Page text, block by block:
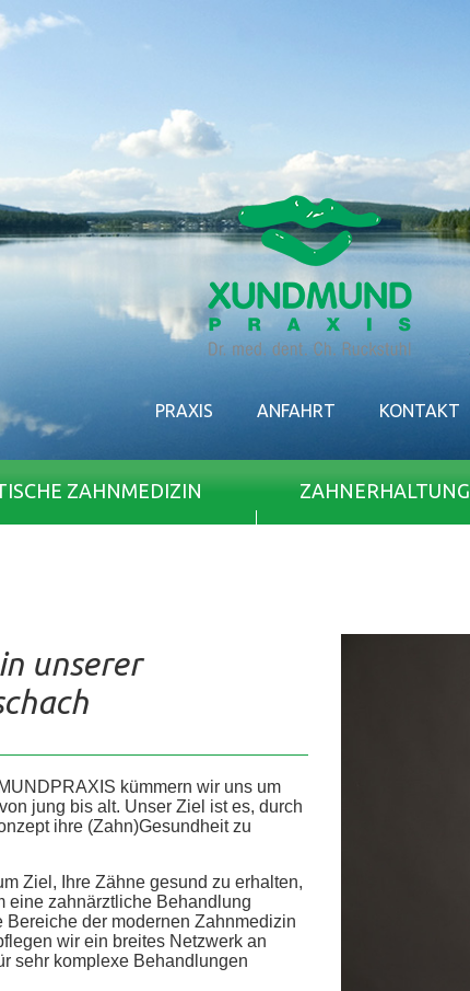
PRAXIS ANFAHRT KONTAKT
ZAHNMEDIZIN ZAHNERHALTUNG
unserer
kümmern wir uns um
jung bis alt. Unser Ziel ist es, durch
ihre (Zahn)Gesundheit zu
Ziel, Ihre Zähne gesund zu erhalten,
eine zahnärztliche Behandlung
der modernen Zahnmedizin
wir ein breites Netzwerk an
sehr komplexe Behandlungen